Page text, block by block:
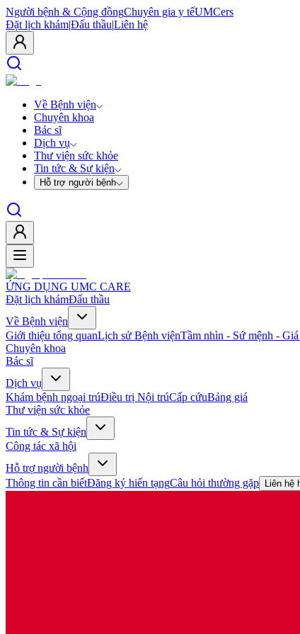
Người bệnh & Cộng đồngChuyên gia y tếUMCers
Đặt lịch khám|Đấu thầu|Liên hệ
Về Bệnh viện
Chuyên khoa
Bác sĩ
Dịch vụ
Thư viện sức khỏe
Tin tức & Sự kiện
Hỗ trợ người bệnh
ỨNG DỤNG UMC CARE
Đặt lịch khámĐấu thầu
Về Bệnh viện
Giới thiệu tổng quanLịch sử Bệnh việnTầm nhìn - Sứ mệnh -
Chuyên khoa
Bác sĩ
Dịch vụ
Khám bệnh ngoại trúĐiều trị Nội trúCấp cứuBảng giá
Thư viện sức khỏe
Tin tức & Sự kiện
Công tác xã hội
Hỗ trợ người bệnh
Thông tin cần biếtĐăng ký hiến tạngCâu hỏi thường gặp Liên hệ